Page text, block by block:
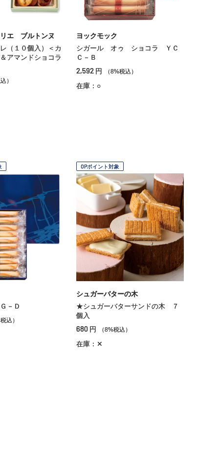
エ ブルトンヌ
（１０個入）＜カ
アマンドショコラ
）
ヨックモック
シガール オゥ ショコラ ＹＣ
Ｃ－Ｂ
2,592 円 （8%税込）
在庫：○
－Ｄ
込）
OPポイント対象
シュガーバターの木
★シュガーバターサンドの木 ７
個入
680 円 （8%税込）
在庫：✕